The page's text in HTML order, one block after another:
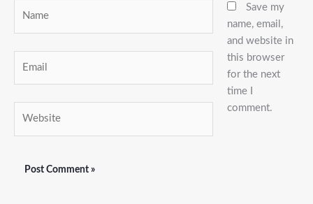
Save my
name, email,
and website in
this browser
for the next
time I
comment.